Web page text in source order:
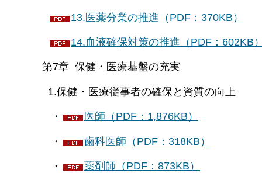
13.医薬分業の推進（PDF：370KB）
14.血液確保対策の推進（PDF：602KB）
第7章 保健・医療基盤の充実
1.保健・医療従事者の確保と資質の向上
・ 医師（PDF：1,876KB）
・ 歯科医師（PDF：318KB）
・ 薬剤師（PDF：873KB）